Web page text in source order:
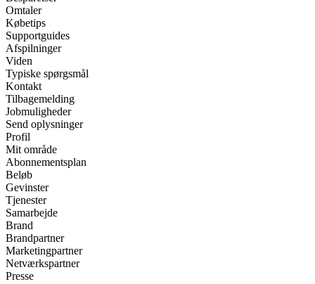
Omtaler
Købetips
Supportguides
Afspilninger
Viden
Typiske spørgsmål
Kontakt
Tilbagemelding
Jobmuligheder
Send oplysninger
Profil
Mit område
Abonnementsplan
Beløb
Gevinster
Tjenester
Samarbejde
Brand
Brandpartner
Marketingpartner
Netværkspartner
Presse